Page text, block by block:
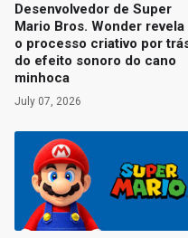
Desenvolvedor de Super
Mario Bros. Wonder revela
o processo criativo por
do efeito sonoro do cano
minhoca
July 07, 2026